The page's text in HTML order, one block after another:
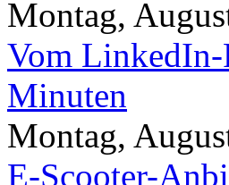
Montag,
Vom
Minuten
Montag,
E-Scooter-